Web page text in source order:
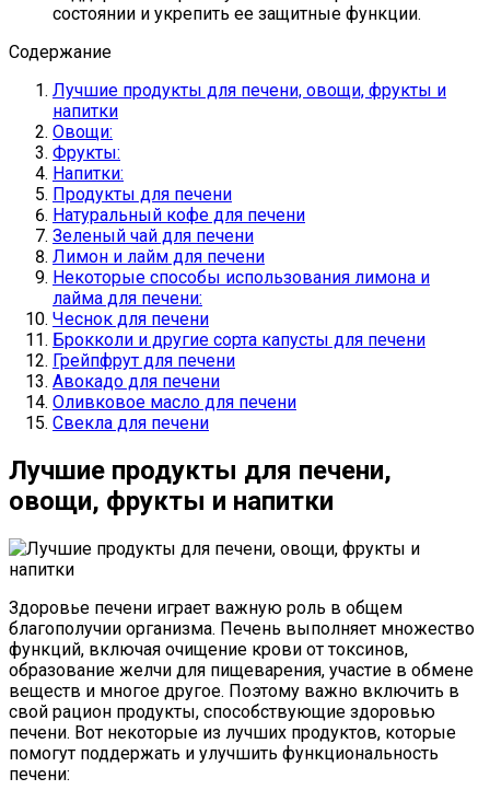
состоянии и укрепить ее защитные функции.
Содержание
Лучшие продукты для печени, овощи, фрукты и
напитки
Овощи:
Фрукты:
Напитки:
Продукты для печени
Натуральный кофе для печени
Зеленый чай для печени
Лимон и лайм для печени
Некоторые способы использования лимона и
лайма для печени:
Чеснок для печени
Брокколи и другие сорта капусты для печени
Грейпфрут для печени
Авокадо для печени
Оливковое масло для печени
Свекла для печени
Лучшие продукты для печени,
овощи, фрукты и напитки
Здоровье печени играет важную роль в общем
благополучии организма. Печень выполняет множество
функций, включая очищение крови от токсинов,
образование желчи для пищеварения, участие в обмене
веществ и многое другое. Поэтому важно включить в
свой рацион продукты, способствующие здоровью
печени. Вот некоторые из лучших продуктов, которые
помогут поддержать и улучшить функциональность
печени: